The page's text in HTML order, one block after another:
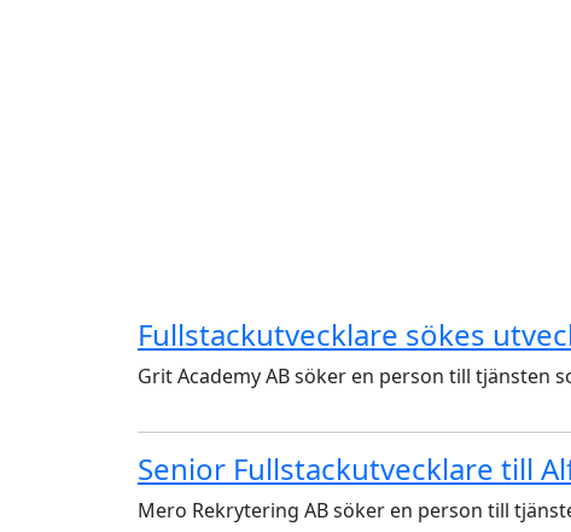
Fullstackutvecklare sökes
Grit Academy AB söker en person till tjänsten
Senior Fullstackutvecklare till
Mero Rekrytering AB söker en person till